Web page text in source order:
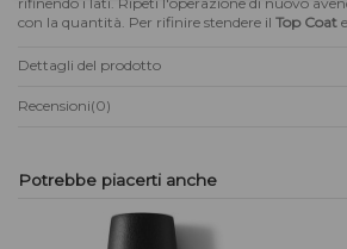
con la quantità. Per rifinire stendere il Top Coat
Dettagli del prodotto
Recensioni(0)
Potrebbe piacerti anche